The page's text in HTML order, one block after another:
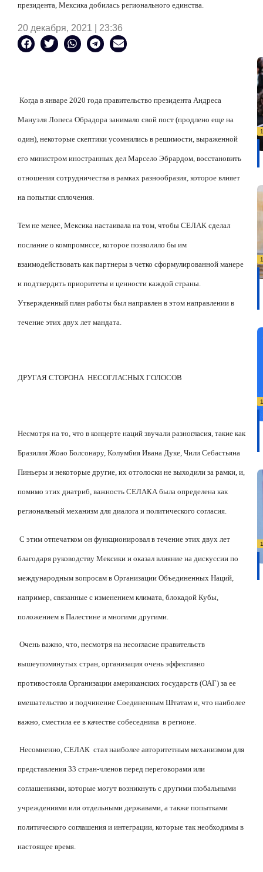
президента, Мексика добилась регионального единства.
20 декабря, 2021 | 23:36
Когда в январе 2020 года правительство президента Андреса
Мануэля Лопеса Обрадора занимало свой пост (продлено еще на
один), некоторые скептики усомнились в решимости, выраженной
его министром иностранных дел Марсело Эбрардом, восстановить
отношения сотрудничества в рамках разнообразия, которое влияет
на попытки сплочения.
Тем не менее, Мексика настаивала на том, чтобы СЕЛАК сделал
послание о компромиссе, которое позволило бы им
взаимодействовать как партнеры в четко сформулированной манере
и подтвердить приоритеты и ценности каждой страны.
Утвержденный план работы был направлен в этом направлении в
течение этих двух лет мандата.
ДРУГАЯ СТОРОНА НЕСОГЛАСНЫХ ГОЛОСОВ
Несмотря на то, что в концерте наций звучали разногласия, такие как
Бразилия Жоао Болсонару, Колумбия Ивана Дуке, Чили Себастьяна
Пиньеры и некоторые другие, их отголоски не выходили за рамки, и,
помимо этих диатриб, важность СЕЛАКА была определена как
региональный механизм для диалога и политического согласия.
С этим отпечатком он функционировал в течение этих двух лет
благодаря руководству Мексики и оказал влияние на дискуссии по
международным вопросам в Организации Объединенных Наций,
например, связанные с изменением климата, блокадой Кубы,
положением в Палестине и многими другими.
Очень важно, что, несмотря на несогласие правительств
вышеупомянутых стран, организация очень эффективно
противостояла Организации американских государств (ОАГ) за ее
вмешательство и подчинение Соединенным Штатам и, что наиболее
важно, сместила ее в качестве собеседника в регионе.
Несомненно, CЕЛАК стал наиболее авторитетным механизмом для
представления 33 стран-членов перед переговорами или
соглашениями, которые могут возникнуть с другими глобальными
учреждениями или отдельными державами, а также попытками
политического соглашения и интеграции, которые так необходимы в
настоящее время.